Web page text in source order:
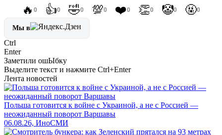
🔥 0 👍0 🤣0 💯0 ❤️0 👏0 🤡0 🤬0
Мы в
Ctrl
Enter
Заметили ошЫбку
Выделите текст и нажмите Ctrl+Enter
Лента новостей
Польша готовится к войне с Украиной, а не с Россией —
неожиданный поворот Варшавы
06.08.26, ИноСМИ